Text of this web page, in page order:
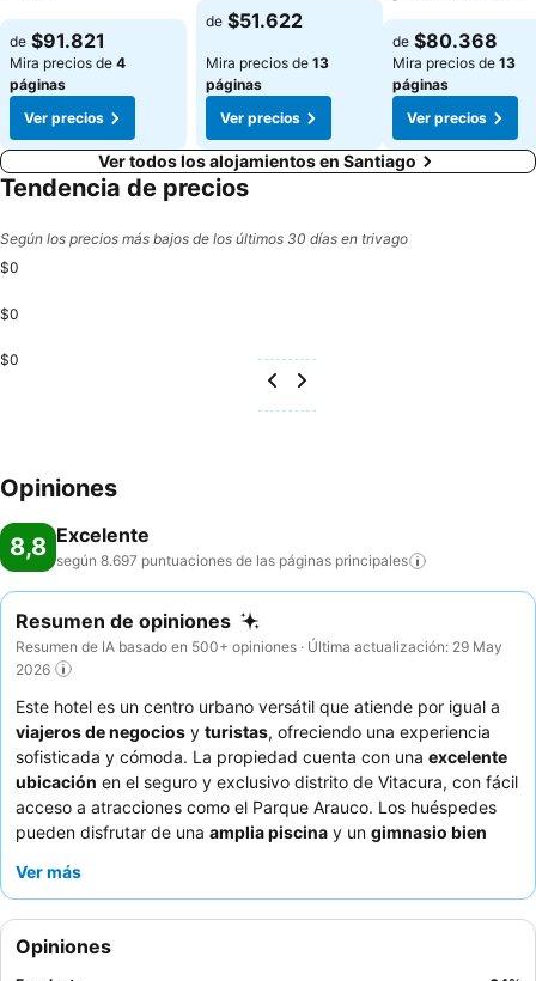
de $91.821
Mira precios de 4
páginas
Ver precios
de $51.622
Mira precios de 13
páginas
Ver precios
de $80.368
Mira precios de 13
páginas
Ver precios
Ver todos los alojamientos en Santiago
Tendencia de precios
Según los precios más bajos de los últimos 30 días en trivago
$0
$0
$0
Opiniones
8,8 Excelente
según 8.697 puntuaciones de las páginas principales
Resumen de opiniones
Resumen de IA basado en 500+ opiniones · Última actualización: 29 May
2026
Este hotel es un centro urbano versátil que atiende por igual a
viajeros de negocios y turistas, ofreciendo una experiencia
sofisticada y cómoda. La propiedad cuenta con una excelente
ubicación en el seguro y exclusivo distrito de Vitacura, con fácil
acceso a atracciones como el Parque Arauco. Los huéspedes
pueden disfrutar de una amplia piscina y un gimnasio bien
excepcional
restaurante, garantizan una estancia agradable. Para una
experiencia verdaderamente memorable, considere solicitar una
Ver más
Opiniones